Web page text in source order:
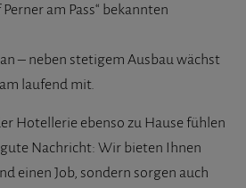
am Pass“ bekannten
– neben stetigem Ausbau wächst
laufend mit.
Hotellerie ebenso zu Hause fühlen
Nachricht: Wir bieten Ihnen
einen Job, sondern sorgen auch